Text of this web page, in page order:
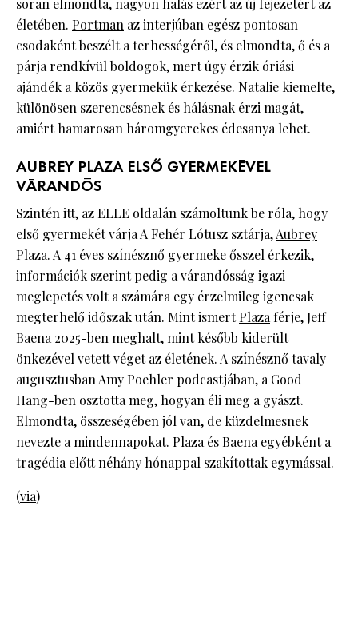
során elmondta, nagyon hálás ezért az új fejezetért az
életében. Portman az interjúban egész pontosan
csodaként beszélt a terhességéről, és elmondta, ő és a
párja rendkívül boldogok, mert úgy érzik óriási
ajándék a közös gyermekük érkezése. Natalie kiemelte,
különösen szerencsésnek és hálásnak érzi magát,
amiért hamarosan háromgyerekes édesanya lehet.
AUBREY PLAZA ELSŐ GYERMEKÉVEL
VÁRANDÓS
Szintén itt, az ELLE oldalán számoltunk be róla, hogy
első gyermekét várja A Fehér Lótusz sztárja,Aubrey
Plaza. A 41 éves színésznő gyermeke ősszel érkezik,
információk szerint pedig a várandósság igazi
meglepetés volt a számára egy érzelmileg igencsak
megterhelő időszak után. Mint ismertPlazaférje, Jeff
Baena 2025-ben meghalt, mint később kiderült
önkezével vetett véget az életének. A színésznő tavaly
augusztusban Amy Poehler podcastjában, a Good
Hang-ben osztotta meg, hogyan éli meg a gyászt.
Elmondta, összeségében jól van, de küzdelmesnek
nevezte a mindennapokat. Plaza és Baena egyébként a
tragédia előtt néhány hónappal szakítottak egymással.
(via)